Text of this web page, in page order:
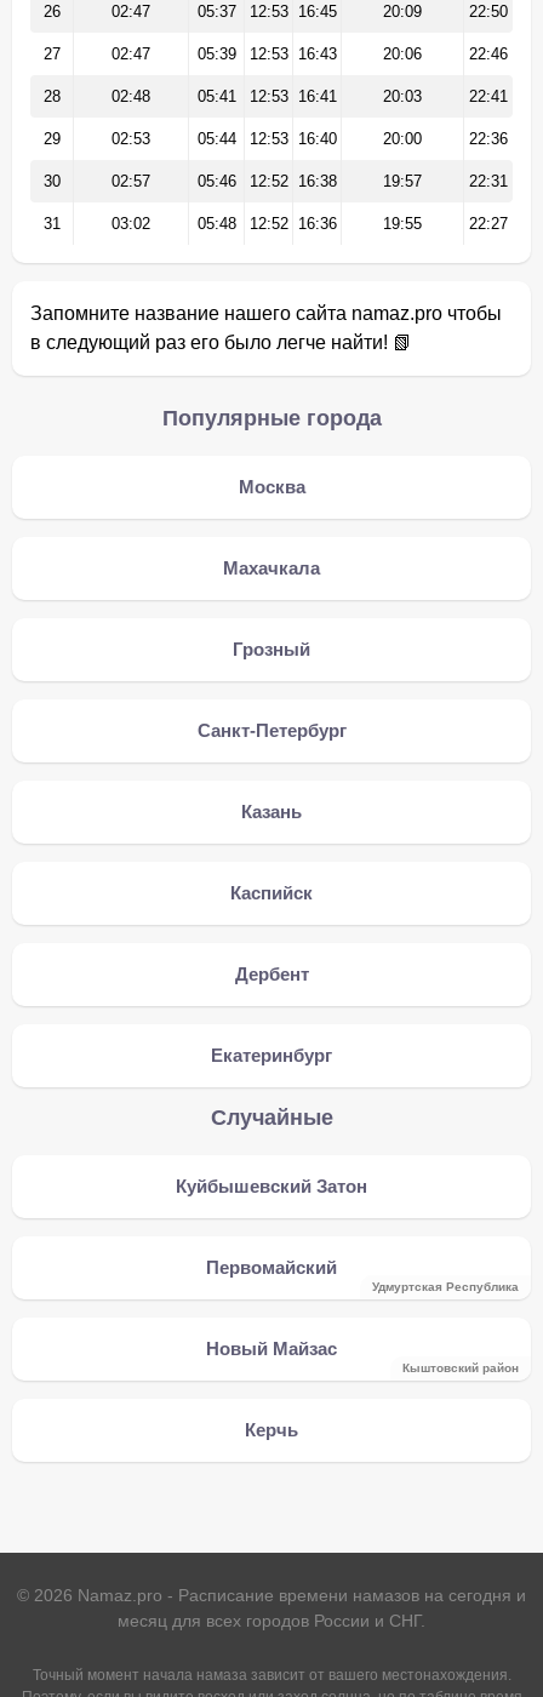
26 02:47 05:37 12:53 16:45 20:09 22:50
27 02:47 05:39 12:53 16:43 20:06 22:46
28 02:48 05:41 12:53 16:41 20:03 22:41
29 02:53 05:44 12:53 16:40 20:00 22:36
30 02:57 05:46 12:52 16:38 19:57 22:31
31 03:02 05:48 12:52 16:36 19:55 22:27
Запомните название нашего сайта namaz.pro чтобы
в следующий раз его было легче найти! 📗
Популярные города
Москва
Махачкала
Грозный
Санкт-Петербург
Казань
Каспийск
Дербент
Екатеринбург
Случайные
Куйбышевский Затон
Первомайский
Удмуртская Республика
Новый Майзас
Кыштовский район
Керчь
© 2026 Namaz.pro - Расписание времени намазов на сегодня и
месяц для всех городов России и СНГ.
Точный момент начала намаза зависит от вашего местонахождения.